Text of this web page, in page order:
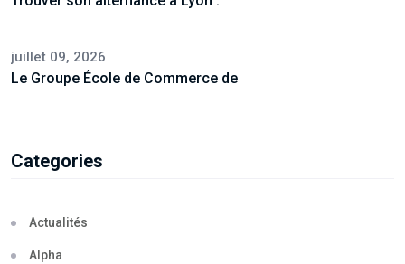
juillet 09, 2026
Le Groupe École de Commerce de
Categories
Actualités
Alpha